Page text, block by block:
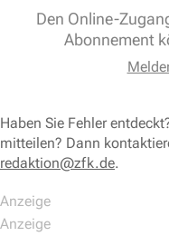
Den Online-
Abonnement
Haben Sie Fehler
mitteilen? Dann
redaktion@zfk.de.